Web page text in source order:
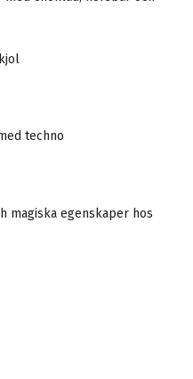
techno
magiska egenskaper hos